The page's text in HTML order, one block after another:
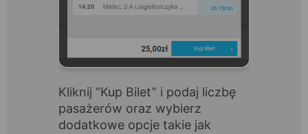
Kliknij “Kup Bilet” i podaj liczbę
pasażerów oraz wybierz
dodatkowe opcje takie jak